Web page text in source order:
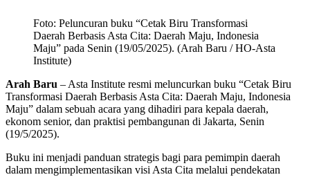
Foto: Peluncuran buku “Cetak Biru Transformasi
Daerah Berbasis Asta Cita: Daerah Maju, Indonesia
Maju” pada Senin (19/05/2025). (Arah Baru / HO-Asta
Institute)
Arah Baru – Asta Institute resmi meluncurkan buku “Cetak Biru
Transformasi Daerah Berbasis Asta Cita: Daerah Maju, Indonesia
Maju” dalam sebuah acara yang dihadiri para kepala daerah,
ekonom senior, dan praktisi pembangunan di Jakarta, Senin
(19/5/2025).
Buku ini menjadi panduan strategis bagi para pemimpin daerah
dalam mengimplementasikan visi Asta Cita melalui pendekatan